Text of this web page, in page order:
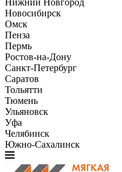
Нижний Новгород
Новосибирск
Омск
Пенза
Пермь
Ростов-на-Дону
Санкт-Петербург
Саратов
Тольятти
Тюмень
Ульяновск
Уфа
Челябинск
Южно-Сахалинск